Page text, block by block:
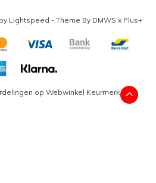
Lightspeed - Theme By DMWS x Plus+
op Webwinkel Keurmerk